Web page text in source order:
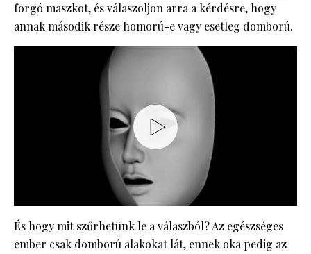
forgó maszkot, és válaszoljon arra a kérdésre, hogy
annak második része homorú-e vagy esetleg domború.
És hogy mit szűrhetünk le a válaszból? Az egészséges
ember csak domború alakokat lát, ennek oka pedig az